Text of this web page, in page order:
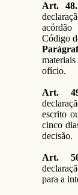
Art. 48.
Código
ofício.
Art.
escrito
cinco
decisão.
Art.
para a